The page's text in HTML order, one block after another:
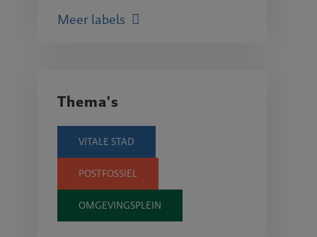
Meer labels
Thema's
VITALE STAD
POSTFOSSIEL
OMGEVINGSPLEIN